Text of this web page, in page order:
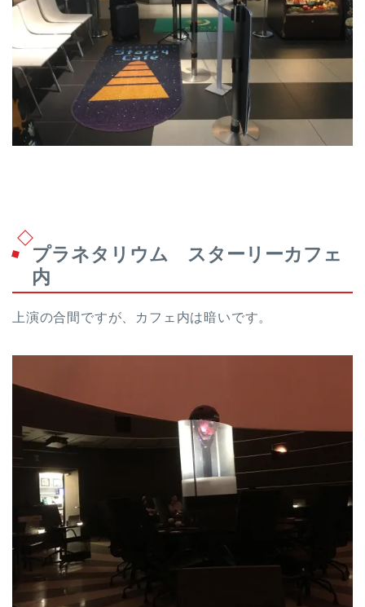
プラネタリウム スターリーカフェ
内
上演の合間ですが、カフェ内は暗いです。